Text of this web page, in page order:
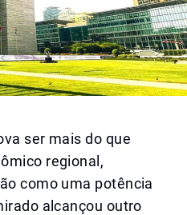
ser mais do que
regional,
como uma potência
alcançou outro